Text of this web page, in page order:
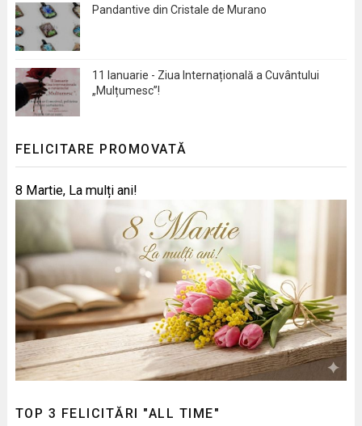
Pandantive din Cristale de Murano
11 Ianuarie - Ziua Internațională a Cuvântului
„Mulțumesc”!
FELICITARE PROMOVATĂ
8 Martie, La mulți ani!
TOP 3 FELICITĂRI "ALL TIME"